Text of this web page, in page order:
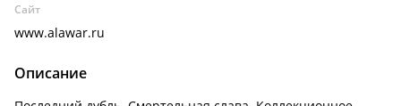
Сайт
www.alawar.ru
Описание